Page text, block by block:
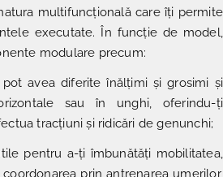
multifuncțională care îți permite
executate. În funcție de model,
modulare precum:
avea diferite înălțimi și grosimi și
sau în unghi, oferindu-ți
tracțiuni și ridicări de genunchi;
pentru a-ți îmbunătăți mobilitatea,
prin antrenarea umerilor,